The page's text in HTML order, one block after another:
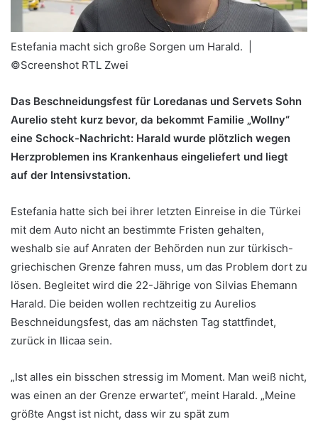
Estefania macht sich große Sorgen um Harald. |
©Screenshot RTL Zwei
Das Beschneidungsfest für Loredanas und Servets Sohn
Aurelio steht kurz bevor, da bekommt Familie „Wollny“
eine Schock-Nachricht: Harald wurde plötzlich wegen
Herzproblemen ins Krankenhaus eingeliefert und liegt
auf der Intensivstation.
Estefania hatte sich bei ihrer letzten Einreise in die Türkei
mit dem Auto nicht an bestimmte Fristen gehalten,
weshalb sie auf Anraten der Behörden nun zur türkisch-
griechischen Grenze fahren muss, um das Problem dort zu
lösen. Begleitet wird die 22-Jährige von Silvias Ehemann
Harald. Die beiden wollen rechtzeitig zu Aurelios
Beschneidungsfest, das am nächsten Tag stattfindet,
zurück in Ilicaa sein.
„Ist alles ein bisschen stressig im Moment. Man weiß nicht,
was einen an der Grenze erwartet“, meint Harald. „Meine
größte Angst ist nicht, dass wir zu spät zum